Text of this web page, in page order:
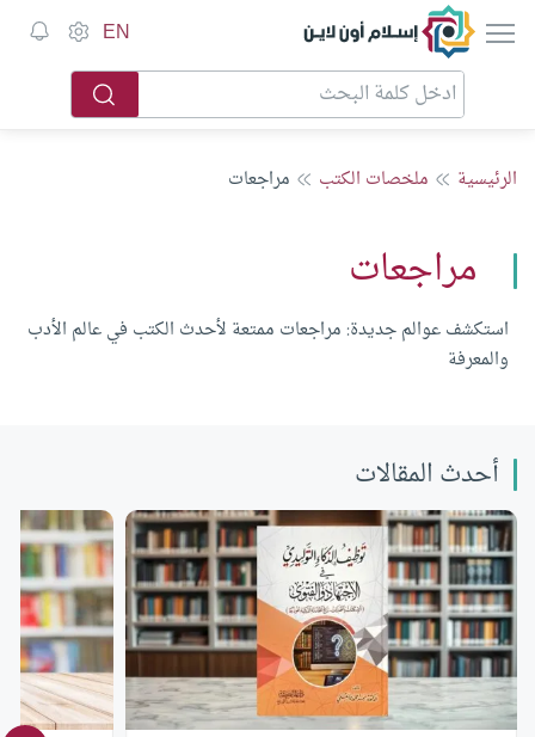
إسلام أون لاين EN
الرئيسية ملخصات الكتب مراجعات
مراجعات
استكشف عوالم جديدة: مراجعات ممتعة لأحدث الكتب في عالم الأدب
والمعرفة
أحدث المقالات